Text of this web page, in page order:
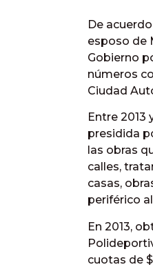
De
esposo de
Gobierno
números
Ciudad
Entre 2013
presidida
las obras
calles,
casas,
periférico
En 2013,
cuotas de